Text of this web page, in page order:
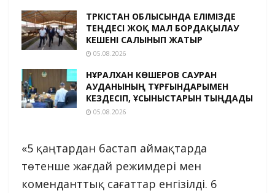
ТҮРКІСТАН ОБЛЫСЫНДА ЕЛІМІЗДЕ
ТЕҢДЕСІ ЖОҚ МАЛ БОРДАҚЫЛАУ
КЕШЕНІ САЛЫНЫП ЖАТЫР
05.08.2026
НҰРАЛХАН КӨШЕРОВ САУРАН
АУДАНЫНЫҢ ТҰРҒЫНДАРЫМЕН
КЕЗДЕСІП, ҰСЫНЫСТАРЫН ТЫҢДАДЫ
05.08.2026
«5 қаңтардан бастап аймақтарда
төтенше жағдай режимдері мен
коменданттық сағаттар енгізілді. 6